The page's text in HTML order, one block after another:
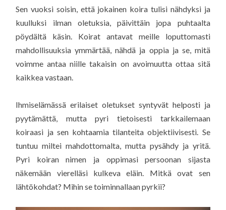
Sen vuoksi soisin, että jokainen koira tulisi nähdyksi ja
kuulluksi ilman oletuksia, päivittäin jopa puhtaalta
pöydältä käsin. Koirat antavat meille loputtomasti
mahdollisuuksia ymmärtää, nähdä ja oppia ja se, mitä
voimme antaa niille takaisin on avoimuutta ottaa sitä
kaikkea vastaan.
Ihmiselämässä erilaiset oletukset syntyvät helposti ja
pyytämättä, mutta pyri tietoisesti tarkkailemaan
koiraasi ja sen kohtaamia tilanteita objektiivisesti. Se
tuntuu miltei mahdottomalta, mutta pysähdy ja yritä.
Pyri koiran nimen ja oppimasi persoonan sijasta
näkemään vierelläsi kulkeva eläin. Mitkä ovat sen
lähtökohdat? Mihin se toiminnallaan pyrkii?